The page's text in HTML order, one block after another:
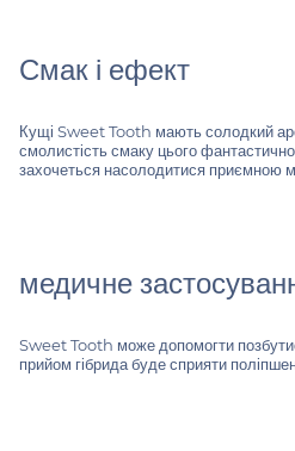
Смак і ефект
Кущі Sweet Tooth мають солодкий
смолистість смаку цього
захочеться насолодитися приємною
медичне
Sweet Tooth може допомогти
прийом гібрида буде сприяти